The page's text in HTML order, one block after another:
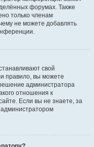
форумах. Также
только членам
не можете добавлять
свой
правило, вы можете
администратора
отношения к
Если вы не знаете, за